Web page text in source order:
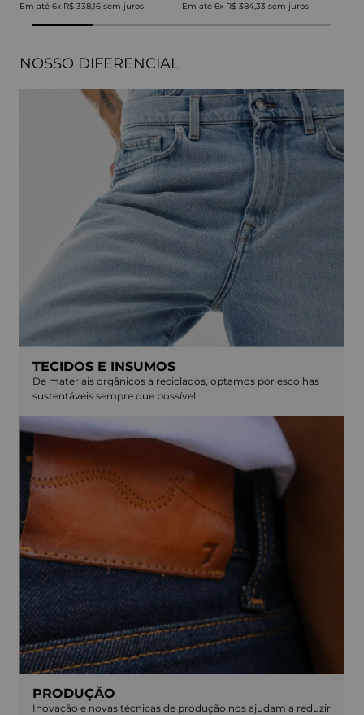
Em até 6x R$ 338,16 sem juros Em até 6x R$ 384,33 sem juros
NOSSO DIFERENCIAL
TECIDOS E INSUMOS
De materiais orgânicos a reciclados, optamos por escolhas
sustentáveis sempre que possível.
PRODUÇÃO
Inovação e novas técnicas de produção nos ajudam a reduzir